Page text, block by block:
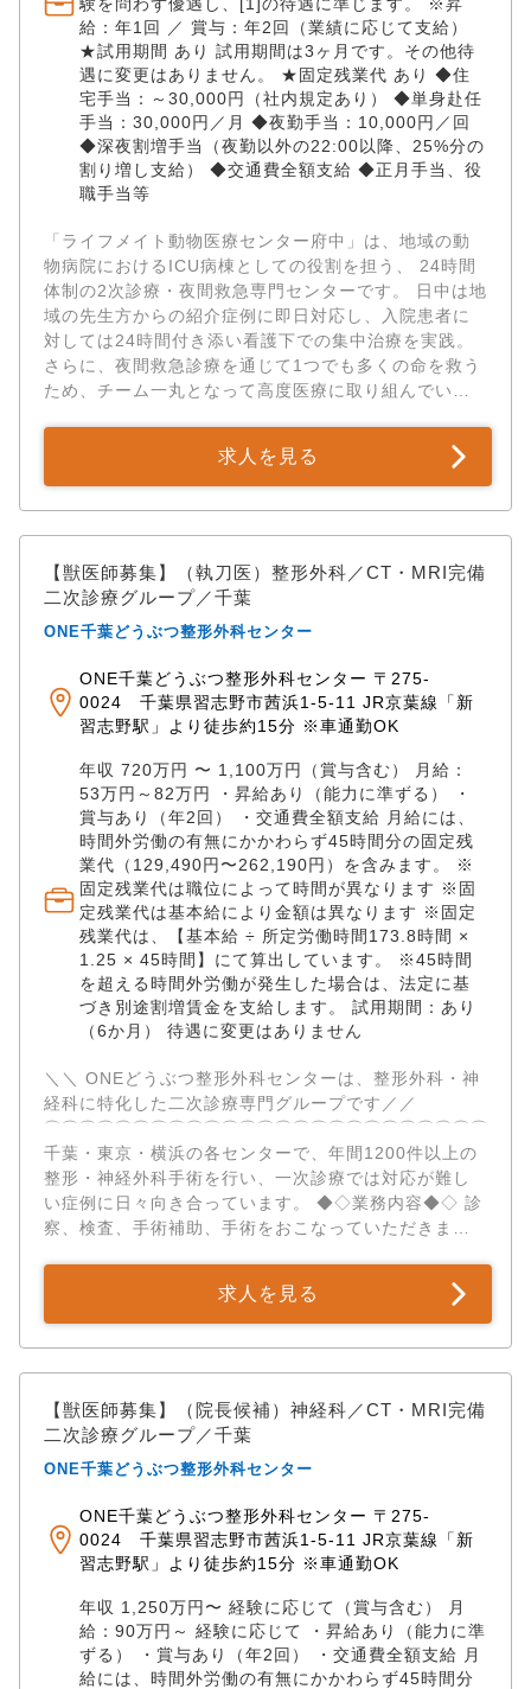
給：年1回 ／ 賞与：年2回（業績に応じて支給）
★試用期間 あり 試用期間は3ヶ月です。その他待
遇に変更はありません。 ★固定残業代 あり ◆住
宅手当：～30,000円（社内規定あり） ◆単身赴任
手当：30,000円／月 ◆夜勤手当：10,000円／回
◆深夜割増手当（夜勤以外の22:00以降、25%分の
割り増し支給） ◆交通費全額支給 ◆正月手当、役
職手当等
「ライフメイト動物医療センター府中」は、地域の動
物病院におけるICU病棟としての役割を担う、 24時間
体制の2次診療・夜間救急専門センターです。 日中は地
域の先生方からの紹介症例に即日対応し、入院患者に
対しては24時間付き添い看護下での集中治療を実践。
さらに、夜間救急診療を通じて1つでも多くの命を救う
ため、チーム一丸となって高度医療に取り組んでいま
獣医師を募集しています。 勤務を続けながら大学院に
進学できる奨学金制度や、海外・国内の実技トレーニ
ング派遣など、 獣医師としてもう一歩先へ成長したい
方をバックアップする体制は国内トップクラスです。
「他院との掛け持ち」といった非常勤（アルバイト・
パート）のご相談もお気軽にお問い合わせください。
かしてみませんか？ （ 業務内容） 2次診療専門の救急
からの紹介症例への即日対応・精密検査 24時間付き添
い看護下の入院患者に対する集中治療（管理業務） 夜
間救急診療の対応、および各種緊急手術・処置 （対象
動物） 犬 、猫 【アピールポイント】 ✅経験やスキル
に応じた高水準の待遇＆博士号取得者は優遇！ 臨床経
験5〜10年程度で、大学や二次施設での経験が豊富な方
は【年収800万円〜＋別途手当】、 それ以外の方も
【年収600万円〜＋別途手当】スタート。 経験3〜5年
の方は年収480万円〜、新卒〜3年未満の方も年収360
万円〜と、スキルに見合った納得の給与体系です。 ま
た、博士号取得（見込み含む）者は臨床経験問わず優
遇いたします。 ✅キャリアを妥協しない！圧倒的な
「教育・スキルアップ支援」 奨学金制度： 勤務を続け
ながら大学院に進学を希望する場合、奨学金を支給
（卒業後一定期間の勤務で返済免除）。 海外・国内研
の国内実技トレーニングを実施。 学会補助： 年5万円
までの参加費補助に加え、自身が発表する場合は勤務
住宅手当3万円・引越し補助あり！ライフステージが変
わっても安心の環境 社内規定に準じて「住宅手当（月
30,000円）」や「単身赴任手当（月30,000円）」を支
給。 就職に伴う転居の際は「引越し費用の補助」も相
談可能です。 また、産休・育休の利用実績はもちろ
ん、復帰後の「時短常勤制度」の活用実績もあり、ラ
イフステージの変化に合わせた柔軟な働き方を応援し
求人を見る
【獣医師募集】（執刀医）整形外科／CT・MRI完備
二次診療グループ／千葉
ONE千葉どうぶつ整形外科センター
ONE千葉どうぶつ整形外科センター 〒275-
0024 千葉県習志野市茜浜1-5-11 JR京葉線「新
習志野駅」より徒歩約15分 ※車通勤OK
年収 720万円 〜 1,100万円（賞与含む） 月給：
53万円～82万円 ・昇給あり（能力に準ずる） ・
賞与あり（年2回） ・交通費全額支給 月給には、
時間外労働の有無にかかわらず45時間分の固定残
業代（129,490円〜262,190円）を含みます。 ※
固定残業代は職位によって時間が異なります ※固
定残業代は基本給により金額は異なります ※固定
残業代は、【基本給 ÷ 所定労働時間173.8時間 ×
1.25 × 45時間】にて算出しています。 ※45時間
を超える時間外労働が発生した場合は、法定に基
づき別途割増賃金を支給します。 試用期間：あり
（6か月） 待遇に変更はありません
＼＼ ONEどうぶつ整形外科センターは、整形外科・神
経科に特化した二次診療専門グループです／／ ​
千葉・東京・横浜の各センターで、年間1200件以上の
整形・神経外科手術を行い、一次診療では対応が難し
い症例に日々向き合っています。 ◆◇業務内容◆◇ 診
察、検査、手術補助、手術をおこなっていただきま
もとで執刀を開始していただきます。 これまでの経験
を活かし、早期から高度な手術に携わることが可能で
す。 ◆◇アピールポイント◆◇ ✅二次診療専門 × 高度
医療設備 診察は午前（9:00～12:00）のみ、午後は手
術をメインにおこないます。 整形外科・神経科の二次
診療に特化し、高度な設備を完備しています。 ・CT、
角度からのレントゲン撮影が可能 ・関節鏡：体への負
ドミル：大型犬のリハビリも充実 充実した設備を使用
しながら、多様で難度の高い症例を経験し、専門性を
集中的に高められます。 ✅豊富な手術件数と症例経験
千葉センターでは年間600件以上、グループ全体で年間
1000件以上の整形・神経外科手術を実施。 ・骨折（約
2500件） ・前十字靭帯断裂（約1700件） ・椎間板ヘ
ルニア（約1600件） ・膝蓋骨脱臼（約1500件） など
求人を見る
【獣医師募集】（院長候補）神経科／CT・MRI完備
二次診療グループ／千葉
ONE千葉どうぶつ整形外科センター
ONE千葉どうぶつ整形外科センター 〒275-
0024 千葉県習志野市茜浜1-5-11 JR京葉線「新
習志野駅」より徒歩約15分 ※車通勤OK
年収 1,250万円〜 経験に応じて（賞与含む） 月
給：90万円～ 経験に応じて ・昇給あり（能力に準
ずる） ・賞与あり（年2回） ・交通費全額支給 月
給には、時間外労働の有無にかかわらず45時間分